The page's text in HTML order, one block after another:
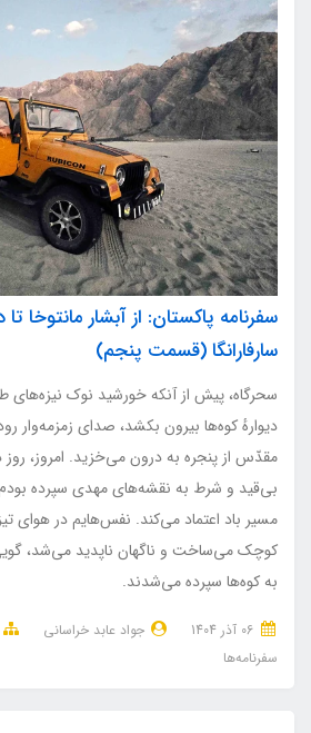
سفرنامه پاکستان: از آبشار مانتوخا
سارفارانگا (قسمت پنجم)
سحرگاه، پیش از آنکه خورشید نوک نیزه‌های
دیوارهٔ کوه‌ها بیرون بکشد، صدای زمزمه‌وار
مقدّس از پنجره به درون می‌خزید. امروز، روز
بی‌قید و شرط به نقشه‌های مهدی سپرده
مسیر باد اعتماد می‌کند. نفس‌هایم در هوای
کوچک می‌ساخت و ناگهان ناپدید می‌شد،
به کوه‌ها سپرده می‌شدند.
جواد عابد خراسانی
سفرنامه‌ها